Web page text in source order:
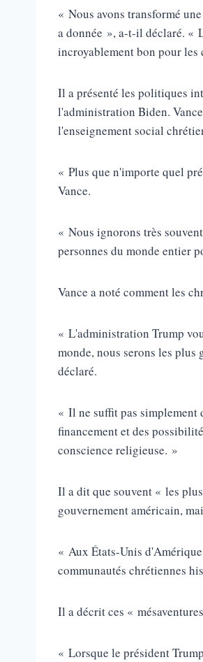
« Nous avons transformé
a donnée », a-t-il déclaré. «
incroyablement bon pour
Il a présenté les politiques
l'administration Biden.
l'enseignement social
« Plus que n'importe quel
Vance.
« Nous ignorons très
personnes du monde entier
Vance a noté comment les
« L'administration Trump
monde, nous serons les
déclaré.
« Il ne suffit pas simplement
financement et des
conscience religieuse. »
Il a dit que souvent « les
gouvernement américain,
« Aux États-Unis
communautés chrétiennes
Il a décrit ces «
« Lorsque le président